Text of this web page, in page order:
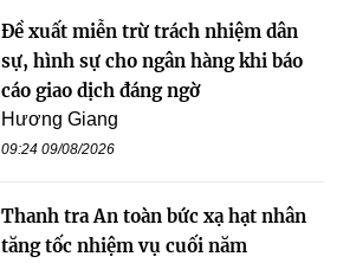
Đề xuất miễn trừ trách nhiệm dân
sự, hình sự cho ngân hàng khi báo
cáo giao dịch đáng ngờ
Hương Giang
09:24 09/08/2026
Thanh tra An toàn bức xạ hạt nhân
tăng tốc nhiệm vụ cuối năm